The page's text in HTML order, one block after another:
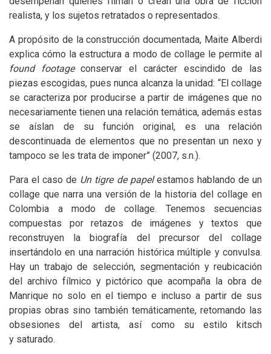
realista, y los sujetos retratados o representados.
A propósito de la construcción documentada, Maite Alberdi
explica cómo la estructura a modo de collage le permite al
found footageconservar el carácter escindido de las
piezas escogidas, pues nunca alcanza la unidad: “El collage
se caracteriza por producirse a partir de imágenes que no
necesariamente tienen una relación temática, además estas
se aíslan de su función original, es una relación
descontinuada de elementos que no presentan un nexo y
tampoco se les trata de imponer” (2007, s.n.).
Para el caso de Un tigre de papelestamos hablando de un
collage que narra una versión de la historia del collage en
Colombia a modo de collage. Tenemos secuencias
compuestas por retazos de imágenes y textos que
reconstruyen la biografía del precursor del collage
insertándolo en una narración histórica múltiple y convulsa.
Hay un trabajo de selección, segmentación y reubicación
del archivo fílmico y pictórico que acompaña la obra de
Manrique no solo en el tiempo e incluso a partir de sus
propias obras sino también temáticamente, retomando las
obsesiones del artista, así como su estilo kitsch
y saturado.